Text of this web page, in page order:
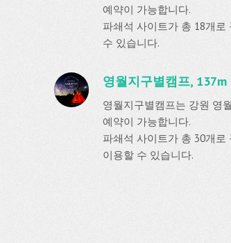
예약이 가능합니다.
파쇄석 사이트가 총 18개로
수 있습니다.
영월지구별캠프, 137m
영월지구별캠프는 강원 영
예약이 가능합니다.
파쇄석 사이트가 총 30개로
이용할 수 있습니다.